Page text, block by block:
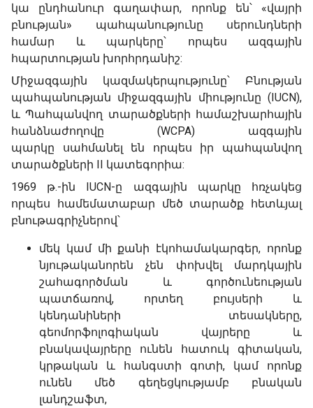
կա ընդհանուր գաղափար, որոնք են՝ «վայրի
բնության» պահպանությունը սերունդների
համար և պարկերը՝ որպես ազգային
հպարտության խորհրդանիշ:
Միջազգային կազմակերպությունը՝ Բնության
պահպանության միջազգային միությունը (IUCN),
և Պահպանվող տարածքների համաշխարհային
հանձնաժողովը (WCPA) ազգային
պարկը սահմանել են որպես իր պահպանվող
տարածքների II կատեգորիա:
1969 թ.-ին IUCN-ը ազգային պարկը հռչակեց
որպես համեմատաբար մեծ տարածք հետևյալ
բնութագրիչներով՝
մեկ կամ մի քանի էկոհամակարգեր, որոնք
նյութականորեն չեն փոխվել մարդկային
շահագործման և գործունեության
պատճառով, որտեղ բույսերի և
կենդանիների տեսակները,
գեոմորֆոլոգիական վայրերը և
բնակավայրերը ունեն հատուկ գիտական,
կրթական և հանգստի գոտի, կամ որոնք
ունեն մեծ գեղեցկությամբ բնական
լանդշաֆտ,